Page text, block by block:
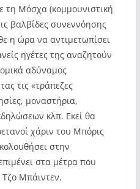
τη Μόσχα (κομμουνιστική
βαλβίδες συνεννόησης
η ώρα να αντιμετωπίσει
ηγέτες της αναζητούν
αδύναμος
τις «τράπεζες
μοναστήρια,
κλπ. Εκεί θα
χάριν του Μπόρις
στην
στα μέτρα που
Τζο Μπάιντεν.